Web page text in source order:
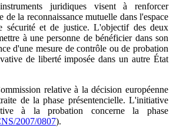
juridiques visent à renforcer
la reconnaissance mutuelle dans l'espace
sécurité et de justice. L'objectif des deux
à une personne de bénéficier dans son
d'une mesure de contrôle ou de probation
de liberté imposée dans un autre État
relative à la décision européenne
de la phase présentencielle. L'initiative
à la probation concerne la phase
2007/0807).